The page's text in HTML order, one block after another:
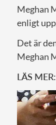
Meghan
enligt
Det är
Meghan
LÄS MER: